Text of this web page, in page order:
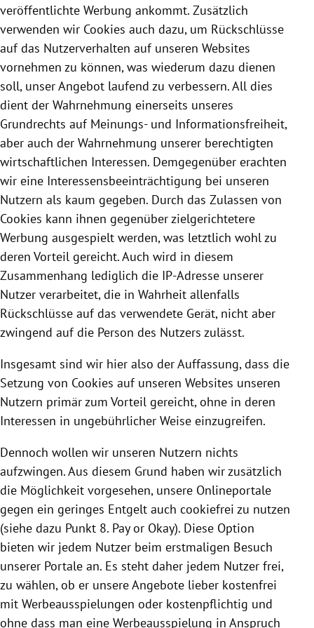
veröffentlichte Werbung ankommt. Zusätzlich
verwenden wir Cookies auch dazu, um Rückschlüsse
auf das Nutzerverhalten auf unseren Websites
vornehmen zu können, was wiederum dazu dienen
soll, unser Angebot laufend zu verbessern. All dies
dient der Wahrnehmung einerseits unseres
Grundrechts auf Meinungs- und Informationsfreiheit,
aber auch der Wahrnehmung unserer berechtigten
wirtschaftlichen Interessen. Demgegenüber erachten
wir eine Interessensbeeinträchtigung bei unseren
Nutzern als kaum gegeben. Durch das Zulassen von
Cookies kann ihnen gegenüber zielgerichtetere
Werbung ausgespielt werden, was letztlich wohl zu
deren Vorteil gereicht. Auch wird in diesem
Zusammenhang lediglich die IP-Adresse unserer
Nutzer verarbeitet, die in Wahrheit allenfalls
Rückschlüsse auf das verwendete Gerät, nicht aber
zwingend auf die Person des Nutzers zulässt.
Insgesamt sind wir hier also der Auffassung, dass die
Setzung von Cookies auf unseren Websites unseren
Nutzern primär zum Vorteil gereicht, ohne in deren
Interessen in ungebührlicher Weise einzugreifen.
Dennoch wollen wir unseren Nutzern nichts
aufzwingen. Aus diesem Grund haben wir zusätzlich
die Möglichkeit vorgesehen, unsere Onlineportale
gegen ein geringes Entgelt auch cookiefrei zu nutzen
(siehe dazu Punkt 8. Pay or Okay). Diese Option
bieten wir jedem Nutzer beim erstmaligen Besuch
unserer Portale an. Es steht daher jedem Nutzer frei,
zu wählen, ob er unsere Angebote lieber kostenfrei
mit Werbeausspielungen oder kostenpflichtig und
ohne dass man eine Werbeausspielung in Anspruch